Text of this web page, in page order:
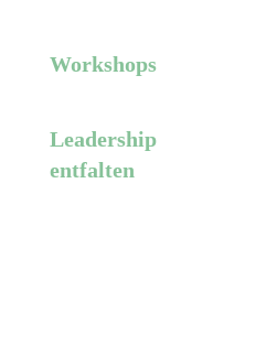
Workshops
Leadership
entfalten